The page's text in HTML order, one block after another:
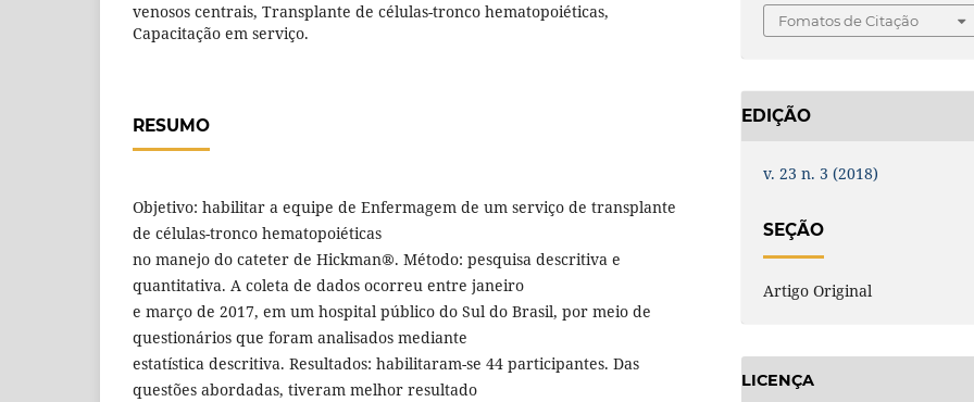
venosos centrais, Transplante de células-tronco hematopoiéticas,
Capacitação em serviço.
RESUMO
Objetivo: habilitar a equipe de Enfermagem de um serviço de transplante
de células-tronco hematopoiéticas
no manejo do cateter de Hickman®. Método: pesquisa descritiva e
quantitativa. A coleta de dados ocorreu entre janeiro
e março de 2017, em um hospital público do Sul do Brasil, por meio de
questionários que foram analisados mediante
estatística descritiva. Resultados: habilitaram-se 44 participantes. Das
questões abordadas, tiveram melhor resultado
Fomatos de Citação
EDIÇÃO
v. 23 n. 3 (2018)
SEÇÃO
Artigo Original
LICENÇA